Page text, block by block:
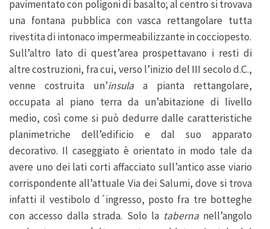
pavimentato con poligoni di basalto; al centro si trovava
una fontana pubblica con vasca rettangolare tutta
rivestita di intonaco impermeabilizzante in cocciopesto.
Sull’altro lato di quest’area prospettavano i resti di
altre costruzioni, fra cui, verso l’inizio del III secolo d.C.,
venne costruita un’insula a pianta rettangolare,
occupata al piano terra da un’abitazione di livello
medio, così come si può dedurre dalle caratteristiche
planimetriche dell’edificio e dal suo apparato
decorativo. Il caseggiato è orientato in modo tale da
avere uno dei lati corti affacciato sull’antico asse viario
corrispondente all’attuale Via dei Salumi, dove si trova
infatti il vestibolo d´ingresso, posto fra tre botteghe
con accesso dalla strada. Solo la tabernanell’angolo